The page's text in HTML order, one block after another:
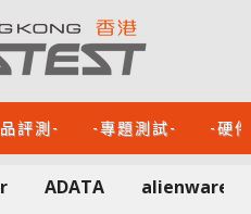
評測- -專題測試- -硬
ADATA alienware